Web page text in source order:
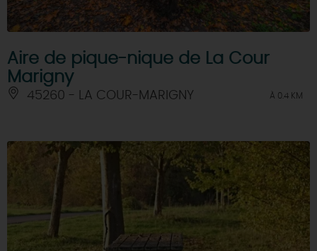
Aire de pique-nique de La Cour
Marigny
45260 - LA COUR-MARIGNY À 0.4 KM